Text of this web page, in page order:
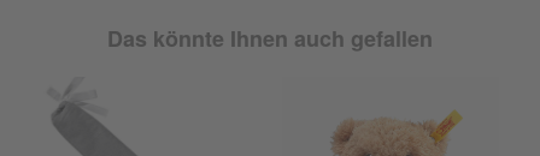
Das könnte Ihnen auch gefallen